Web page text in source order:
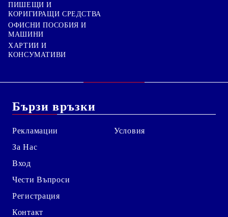
ПИШЕЩИ И
КОРИГИРАЩИ СРЕДСТВА
ОФИСНИ ПОСОБИЯ И
МАШИНИ
ХАРТИИ И
КОНСУМАТИВИ
Бързи връзки
Рекламации
За Нас
Вход
Чести Въпроси
Регистрация
Контакт
Условия